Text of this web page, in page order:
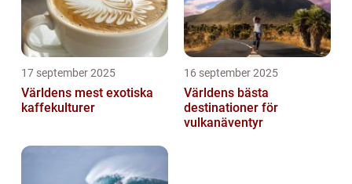
17 september 2025
Världens mest exotiska
kaffekulturer
16 september 2025
Världens bästa
destinationer för
vulkanäventyr